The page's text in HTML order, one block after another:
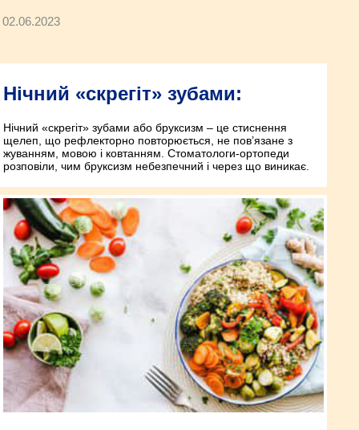
02.06.2023
Нічний «скрегіт» зубами:
Нічний «скрегіт» зубами або бруксизм – це стиснення
щелеп, що рефлекторно повторюється, не пов’язане з
жуванням, мовою і ковтанням. Стоматологи-ортопеди
розповіли, чим бруксизм небезпечний і через що виникає.